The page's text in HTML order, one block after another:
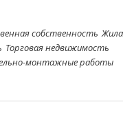
собственность
Торговая недвижимость
монтажные работы